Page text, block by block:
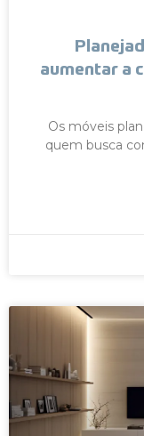
aumentar a
Os móveis
quem busca